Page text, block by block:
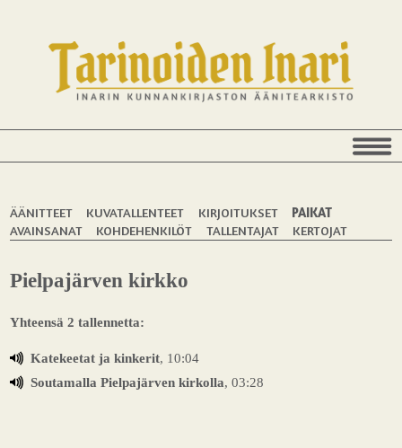
ÄÄNITTEET KUVATALLENTEET KIRJOITUKSET
PAIKAT
AVAINSANAT
KOHDEHENKILÖT TALLENTAJAT KERTOJAT
Pielpajärven kirkko
Yhteensä 2 tallennetta:
Katekeetat ja kinkerit, 10:04
Soutamalla Pielpajärven kirkolla, 03:28